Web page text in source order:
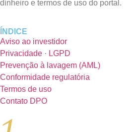
dinheiro e termos de uso do portal.
ÍNDICE
Aviso ao investidor
Privacidade · LGPD
Prevenção à lavagem (AML)
Conformidade regulatória
Termos de uso
Contato DPO